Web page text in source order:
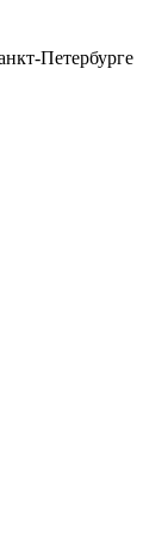
Петербурге